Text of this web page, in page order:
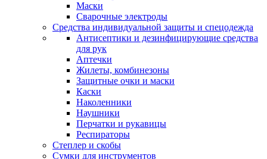
Маски
Сварочные электроды
Средства индивидуальной защиты и спецодежда
Антисептики и дезинфицирующие средства
для рук
Аптечки
Жилеты, комбинезоны
Защитные очки и маски
Каски
Наколенники
Наушники
Перчатки и рукавицы
Респираторы
Степлер и скобы
Сумки для инструментов